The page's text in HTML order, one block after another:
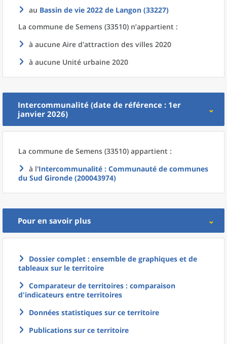
au Bassin de vie 2022 de Langon (33227)
La commune de Semens (33510) n’appartient :
à aucune Aire d'attraction des villes 2020
à aucune Unité urbaine 2020
Intercommunalité (date de référence : 1er
janvier 2026)
La commune de Semens (33510) appartient :
à l'Intercommunalité : Communauté de communes
du Sud Gironde (200043974)
Pour en savoir plus
Dossier complet : ensemble de graphiques et de
tableaux sur le territoire
Comparateur de territoires : comparaison
d'indicateurs entre territoires
Données statistiques sur ce territoire
Publications sur ce territoire